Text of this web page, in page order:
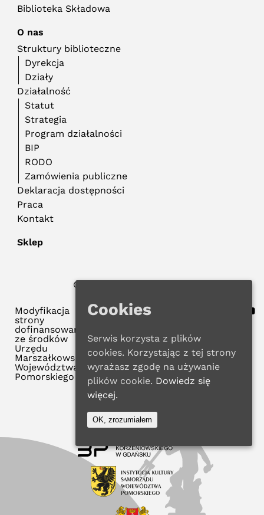
Biblioteka Składowa
O nas
Struktury biblioteczne
Dyrekcja
Działy
Działalność
Statut
Strategia
Program działalności
BIP
RODO
Zamówienia publiczne
Deklaracja dostępności
Praca
Kontakt
Sklep
© 2022 WMBP w Gdańsku
Modyfikacja
strony
dofinansowana
ze środków
Urzędu
Marszałkowskiego
Województwa
Pomorskiego
Cookies
Serwis korzysta z plików
cookies. Korzystając z tej strony
wyrażasz zgodę na używanie
plików cookie. Dowiedz się
więcej.
OK, zrozumiałem